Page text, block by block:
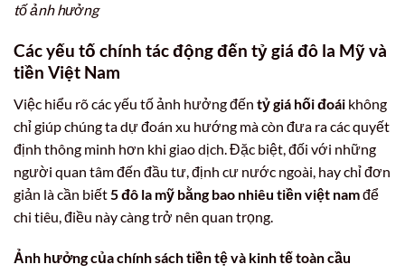
tố ảnh hưởng
Các yếu tố chính tác động đến tỷ giá đô la Mỹ và
tiền Việt Nam
Việc hiểu rõ các yếu tố ảnh hưởng đến tỷ giá hối đoái không
chỉ giúp chúng ta dự đoán xu hướng mà còn đưa ra các quyết
định thông minh hơn khi giao dịch. Đặc biệt, đối với những
người quan tâm đến đầu tư, định cư nước ngoài, hay chỉ đơn
giản là cần biết 5 đô la mỹ bằng bao nhiêu tiền việt namđể
chi tiêu, điều này càng trở nên quan trọng.
Ảnh hưởng của chính sách tiền tệ và kinh tế toàn cầu